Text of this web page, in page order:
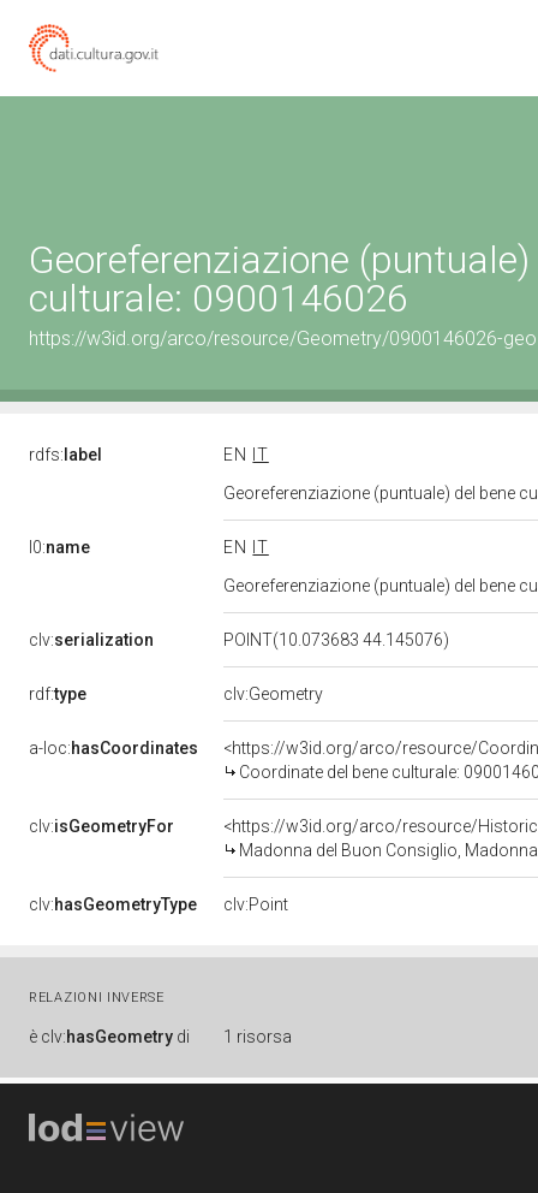
Georeferenziazione
culturale: 0900146026
https://w3id.org/arco/resource/Geometry/0900146026-
rdfs: label EN
IT
Georeferenziazione (puntuale) del bene
l0:name EN
IT
Georeferenziazione (puntuale) del bene
clv:serialization POINT(10.073683 44.145076)
rdf:type clv:Geometry
a-loc:hasCoordinates
<https://w3id.org/arco/resource/
Coordinate del bene culturale:
clv:isGeometryFor
<https://w3id.org/arco/resource/
Madonna del Buon Consiglio,
clv:hasGeometryType clv:Point
RELAZIONI INVERSE
è clv:hasGeometry di 1 risorsa